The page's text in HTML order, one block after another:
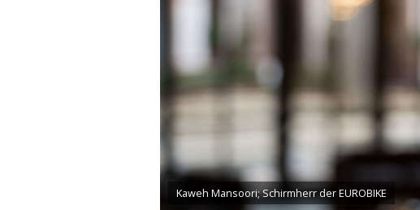
Kaweh Mansoori; Schirmherr der EUROBIKE